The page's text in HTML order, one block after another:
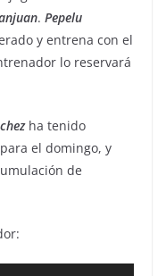
. Pepelu
y entrena con el
lo reservará
ha tenido
el domingo, y
de